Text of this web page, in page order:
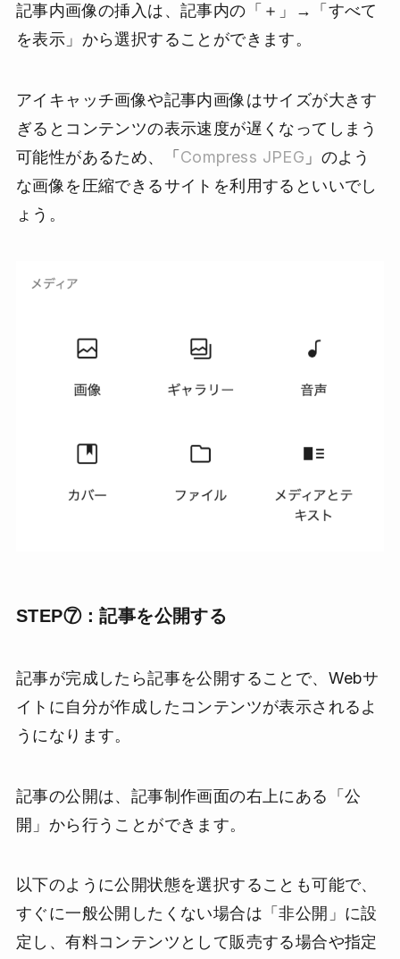
記事内画像の挿入は、記事内の「＋」→「すべて
を表示」から選択することができます。
アイキャッチ画像や記事内画像はサイズが大きす
ぎるとコンテンツの表示速度が遅くなってしまう
可能性があるため、「 Compress JPEG 」のよう
な画像を圧縮できるサイトを利用するといいでし
ょう。
STEP⑦：記事を公開する
記事が完成したら記事を公開することで、Webサ
イトに自分が作成したコンテンツが表示されるよ
うになります。
記事の公開は、記事制作画面の右上にある「公
開」から行うことができます。
以下のように公開状態を選択することも可能で、
すぐに一般公開したくない場合は「非公開」に設
定し、有料コンテンツとして販売する場合や指定